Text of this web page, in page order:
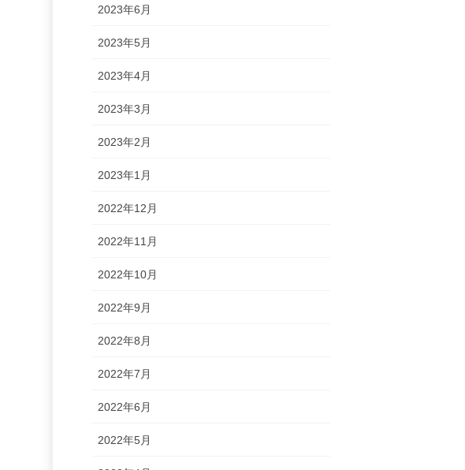
2023年6月
2023年5月
2023年4月
2023年3月
2023年2月
2023年1月
2022年12月
2022年11月
2022年10月
2022年9月
2022年8月
2022年7月
2022年6月
2022年5月